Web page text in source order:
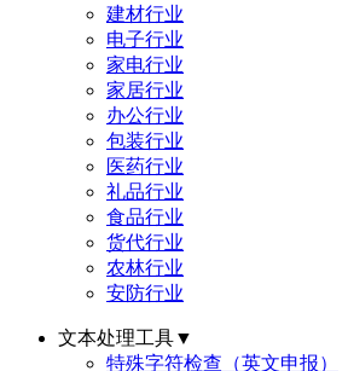
建材行业
电子行业
家电行业
家居行业
办公行业
包装行业
医药行业
礼品行业
食品行业
货代行业
农林行业
安防行业
文本处理工具▼
特殊字符检查（英文申报）